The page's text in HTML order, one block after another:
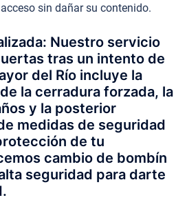
sin dañar su contenido.
Nuestro servicio
tras un intento de
del Río incluye la
la cerradura forzada, la
y la posterior
medidas de seguridad
de tu
cambio de bombín
seguridad para darte